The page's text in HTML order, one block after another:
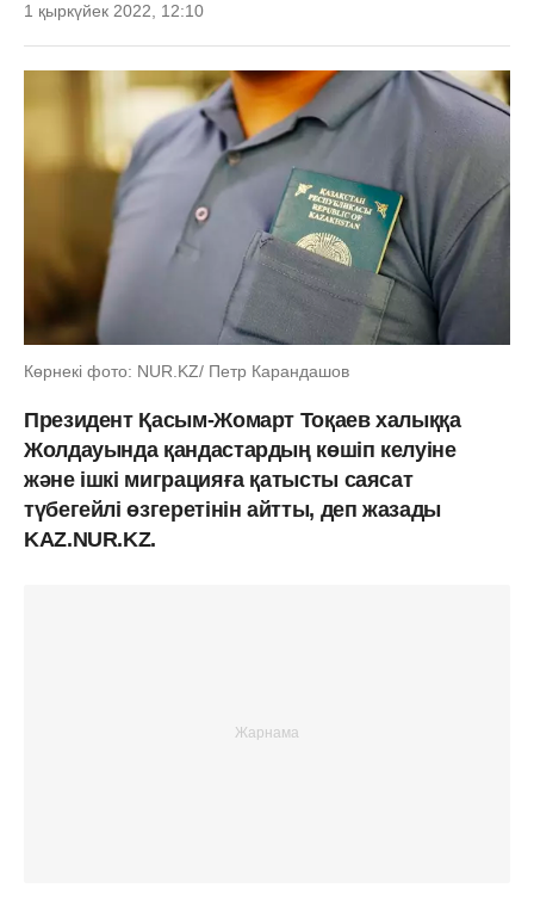
1 қыркүйек 2022, 12:10
Көрнекі фото: NUR.KZ/ Петр Карандашов
Президент Қасым-Жомарт Тоқаев халыққа
Жолдауында қандастардың көшіп келуіне
және ішкі миграцияға қатысты саясат
түбегейлі өзгеретінін айтты, деп жазады
KAZ.NUR.KZ.